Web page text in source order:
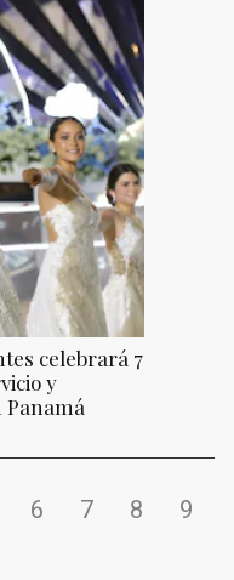
celebrará 70
y
Panamá
6 7 8
9